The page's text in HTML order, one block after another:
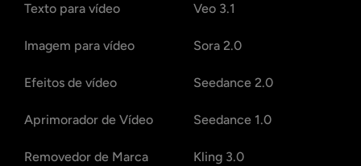
Texto para vídeo
Imagem para vídeo
Efeitos de vídeo
Aprimorador de Vídeo
Removedor de Marca
Veo 3.1
Sora 2.0
Seedance 2.0
Seedance 1.0
Kling 3.0